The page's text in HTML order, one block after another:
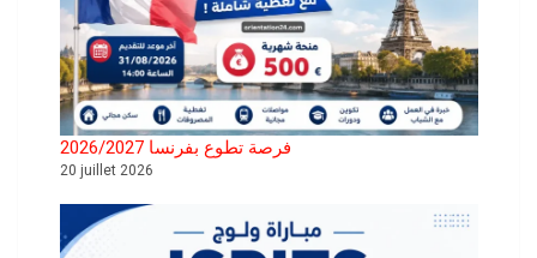
فرصة تطوع بفرنسا 2026/2027
20 juillet 2026